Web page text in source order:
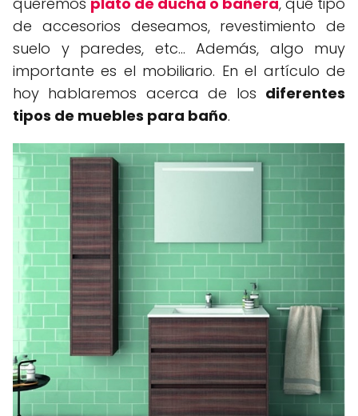
de accesorios deseamos, revestimiento de
suelo y paredes, etc... Además, algo muy
importante es el mobiliario. En el artículo de
hoy hablaremos acerca de los diferentes
tipos de muebles para baño.